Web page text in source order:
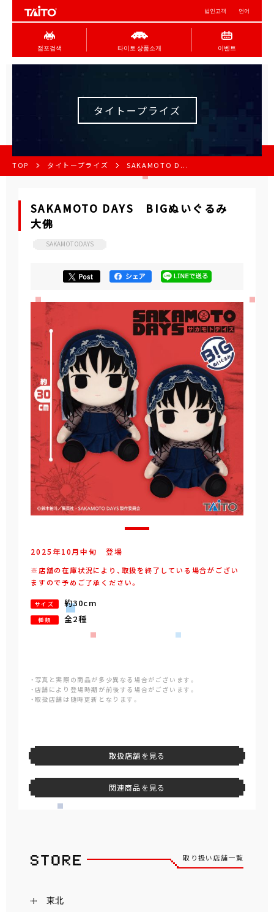
법인고객 언어
점포검색 타이토 상품소개 이벤트
タイトープライズ
TOP タイトープライズ SAKAMOTO D...
SAKAMOTO DAYS BIGぬいぐるみ
大佛
SAKAMOTODAYS
2025年10月中旬 登場
※店舗の在庫状況により、取扱を終了している場合がござい
ますので予めご了承ください。
サイズ 約30cm
種類 全2種
・写真と実際の商品が多少異なる場合がございます。
・店舗により登場時期が前後する場合がございます。
・取扱店舗は随時更新となります。
取扱店舗を見る
関連商品を見る
取り扱い店舗一覧
東北